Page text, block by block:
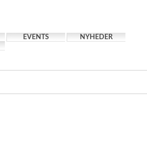
EVENTS
NYHEDER